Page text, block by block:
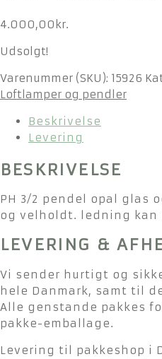
4.000,00 kr.
Udsolgt!
Varenummer (SKU): 15926
Loftlamper og pendler
Beskrivelse
Levering
BESKRIVELSE
PH 3/2 pendel opal glas
og velholdt. ledning kan
LEVERING &
Vi sender hurtigt og
hele Danmark, samt til
Alle genstande pakkes
pakke-emballage.
Levering til pakkeshop i